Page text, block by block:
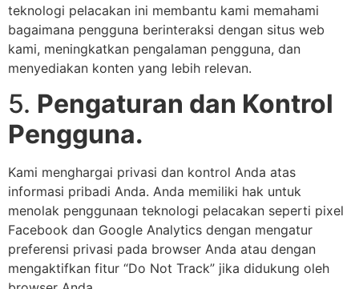
teknologi pelacakan ini membantu kami memahami
bagaimana pengguna berinteraksi dengan situs web
kami, meningkatkan pengalaman pengguna, dan
menyediakan konten yang lebih relevan.
5. Pengaturan dan Kontrol
Pengguna.
Kami menghargai privasi dan kontrol Anda atas
informasi pribadi Anda. Anda memiliki hak untuk
menolak penggunaan teknologi pelacakan seperti pixel
Facebook dan Google Analytics dengan mengatur
preferensi privasi pada browser Anda atau dengan
mengaktifkan fitur “Do Not Track” jika didukung oleh